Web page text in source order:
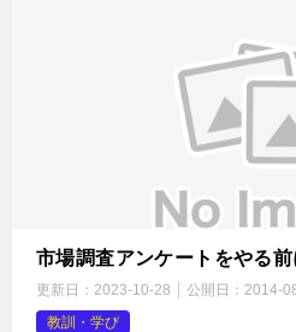
市場調査アンケートをやる
更新日： 2023-10-28 公開日： 2014-
教訓・学び